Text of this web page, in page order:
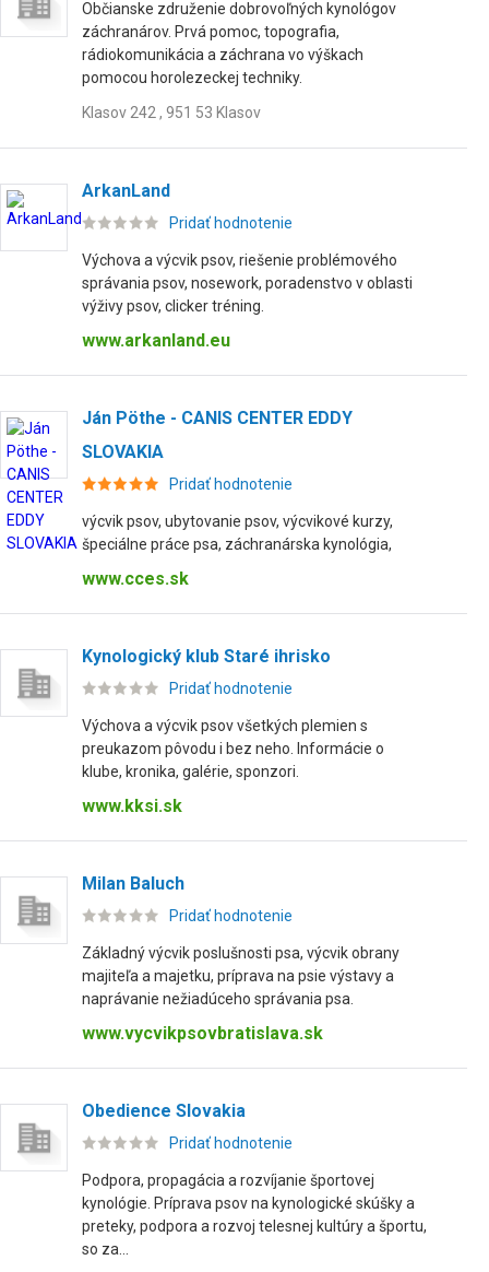
Občianske združenie dobrovoľných kynológov
záchranárov. Prvá pomoc, topografia,
rádiokomunikácia a záchrana vo výškach
pomocou horolezeckej techniky.
Klasov 242 , 951 53 Klasov
ArkanLand
Pridať hodnotenie
Výchova a výcvik psov, riešenie problémového
správania psov, nosework, poradenstvo v oblasti
výživy psov, clicker tréning.
www.arkanland.eu
Ján Pöthe - CANIS CENTER EDDY
SLOVAKIA
Pridať hodnotenie
výcvik psov, ubytovanie psov, výcvikové kurzy,
špeciálne práce psa, záchranárska kynológia,
www.cces.sk
Kynologický klub Staré ihrisko
Pridať hodnotenie
Výchova a výcvik psov všetkých plemien s
preukazom pôvodu i bez neho. Informácie o
klube, kronika, galérie, sponzori.
www.kksi.sk
Milan Baluch
Pridať hodnotenie
Základný výcvik poslušnosti psa, výcvik obrany
majiteľa a majetku, príprava na psie výstavy a
naprávanie nežiadúceho správania psa.
www.vycvikpsovbratislava.sk
Obedience Slovakia
Pridať hodnotenie
Podpora, propagácia a rozvíjanie športovej
kynológie. Príprava psov na kynologické skúšky a
preteky, podpora a rozvoj telesnej kultúry a športu,
so za...